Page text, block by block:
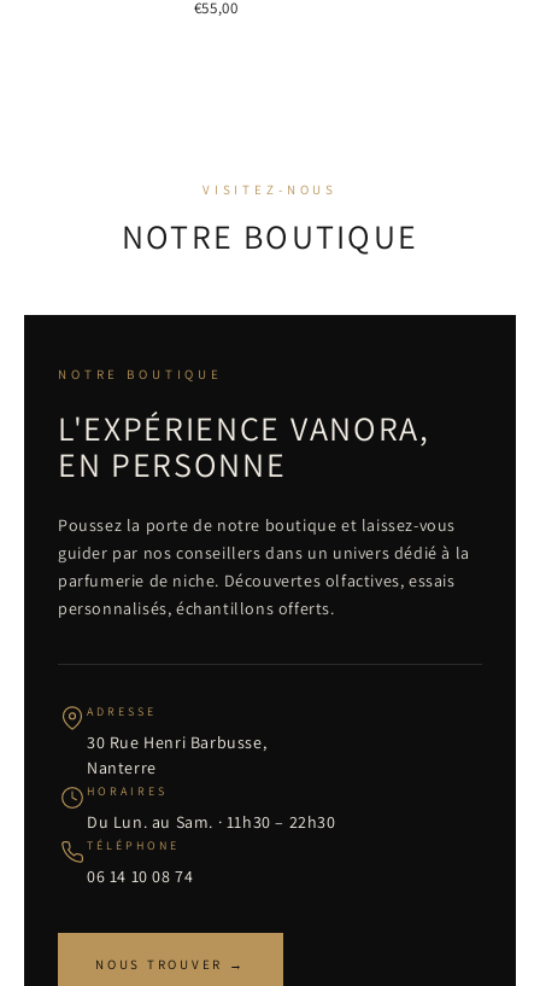
€55,00
VISITEZ-NOUS
NOTRE BOUTIQUE
30 RUE HENRI BARBUSSE,
NANTERRE
NOTRE BOUTIQUE
L'EXPÉRIENCE VANORA,
EN PERSONNE
Poussez la porte de notre boutique et laissez-vous
guider par nos conseillers dans un univers dédié à la
parfumerie de niche. Découvertes olfactives, essais
personnalisés, échantillons offerts.
ADRESSE
30 Rue Henri Barbusse,
Nanterre
HORAIRES
Du Lun. au Sam. · 11h30 – 22h30
TÉLÉPHONE
06 14 10 08 74
NOUS TROUVER →